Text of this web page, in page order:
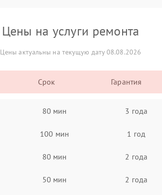
Цены на услуги ремонта
Цены актуальны на текущую дату 08.08.2026
Срок Гарантия
80 мин 3 года
100 мин 1 год
80 мин 2 года
50 мин 2 года